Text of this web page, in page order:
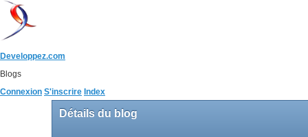
Developpez.com
Blogs
Connexion S'inscrire Index
Détails du blog